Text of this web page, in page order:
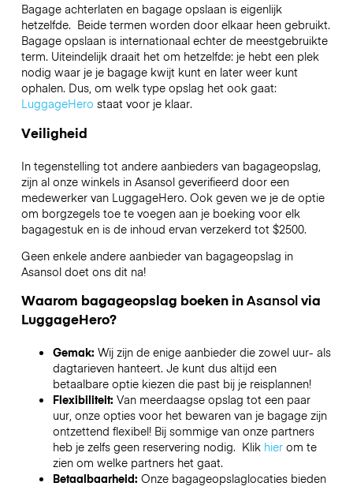
Bagage achterlaten en bagage opslaan is eigenlijk
hetzelfde. Beide termen worden door elkaar heen gebruikt.
Bagage opslaan is internationaal echter de meestgebruikte
term. Uiteindelijk draait het om hetzelfde: je hebt een plek
nodig waar je je bagage kwijt kunt en later weer kunt
ophalen. Dus, om welk type opslag het ook gaat:
LuggageHero staat voor je klaar.
Veiligheid
In tegenstelling tot andere aanbieders van bagageopslag,
zijn al onze winkels in Asansolgeverifieerd door een
medewerker van LuggageHero. Ook geven we je de optie
om borgzegels toe te voegen aan je boeking voor elk
bagagestuk en is de inhoud ervan verzekerd tot $2500.
Geen enkele andere aanbieder van bagageopslag in
Asansoldoet ons dit na!
Waarom bagageopslag boeken inAsansolvia
LuggageHero?
Gemak: Wij zijn de enige aanbieder die zowel uur- als
dagtarieven hanteert. Je kunt dus altijd een
betaalbare optie kiezen die past bij je reisplannen!
Flexibiliteit: Van meerdaagse opslag tot een paar
uur, onze opties voor het bewaren van je bagage zijn
ontzettend flexibel! Bij sommige van onze partners
heb je zelfs geen reservering nodig. Klik hierom te
zien om welke partners het gaat.
Betaalbaarheid: Onze bagageopslaglocaties bieden